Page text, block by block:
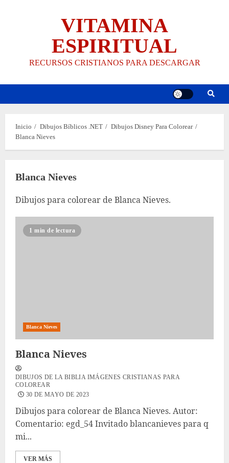
VITAMINA
ESPIRITUAL
RECURSOS CRISTIANOS PARA DESCARGAR
Inicio Dibujos Bíblicos .NET
Dibujos Disney Para Colorear
Blanca Nieves
Blanca Nieves
Dibujos para colorear de Blanca Nieves.
1 min de lectura
Blanca Nieves
Blanca Nieves
DIBUJOS DE LA BIBLIA IMÁGENES CRISTIANAS PARA
COLOREAR
30 DE MAYO DE 2023
Dibujos para colorear de Blanca Nieves. Autor:
Comentario: egd_54 Invitado blancanieves para q
mi...
VER MÁS